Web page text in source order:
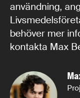
användning,
behöver mer
kontakta Max